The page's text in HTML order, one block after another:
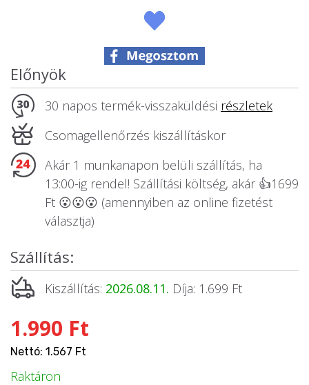
Előnyök
30 napos termék-visszaküldési részletek
Csomagellenőrzés kiszállításkor
Akár 1 munkanapon belüli szállítás, ha
13:00-ig rendel! Szállítási költség, akár 👍1699
Ft 😮😮😮 (amennyiben az online fizetést
választja)
Szállítás:
Kiszállítás: 2026.08.11. Díja: 1.699 Ft
1.990 Ft
Nettó: 1.567 Ft
Raktáron